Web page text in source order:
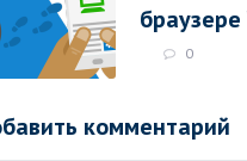
0
комментарий